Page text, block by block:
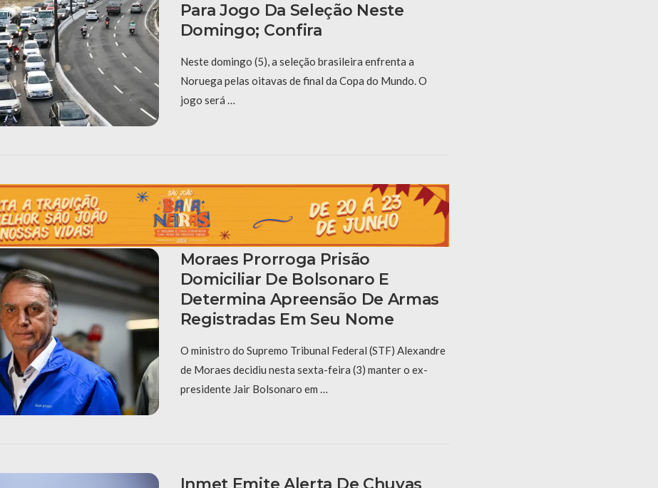
Para Jogo Da Seleção Neste
Domingo; Confira
Neste domingo (5), a seleção brasileira enfrenta a
Noruega pelas oitavas de final da Copa do Mundo. O
jogo será …
Moraes Prorroga Prisão
Domiciliar De Bolsonaro E
Determina Apreensão De Armas
Registradas Em Seu Nome
O ministro do Supremo Tribunal Federal (STF) Alexandre
de Moraes decidiu nesta sexta-feira (3) manter o ex-
presidente Jair Bolsonaro em …